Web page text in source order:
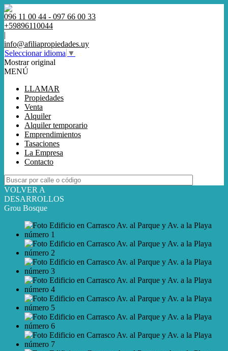
096 11 00 44 - 097 66 00 33
+59896110044
|
info@afiliapropiedades.uy
Seleccionar idioma ▼
Mostrar original
MENÚ
LLAMAR
Propiedades
Venta
Alquiler
Alquiler temporario
Emprendimientos
Tasaciones
La Empresa
Contacto
VOLVER A
DESARROLLOS
Grou Bosque